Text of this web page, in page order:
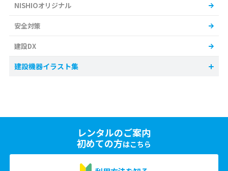
NISHIOオリジナル
安全対策
建設DX
建設機器イラスト集
レンタルのご案内
初めての方はこちら